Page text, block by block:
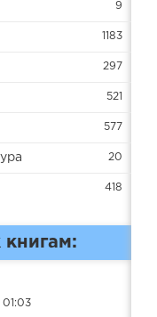
9
1183
297
521
577
20
418
книгам: